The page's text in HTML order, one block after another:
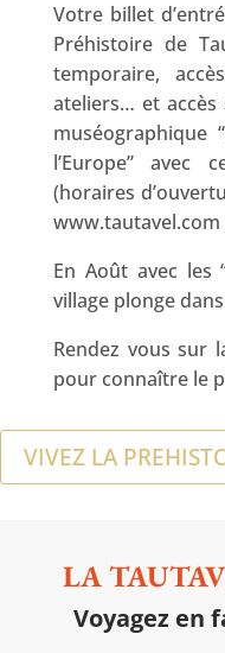
Votre billet
Préhistoire de
temporaire,
ateliers… et accès
muséographique
l’Europe” avec
(horaires
www.tautavel.com
En Août avec les
village plonge
Rendez vous sur
pour connaître le
VIVEZ LA
LA
Voyagez en